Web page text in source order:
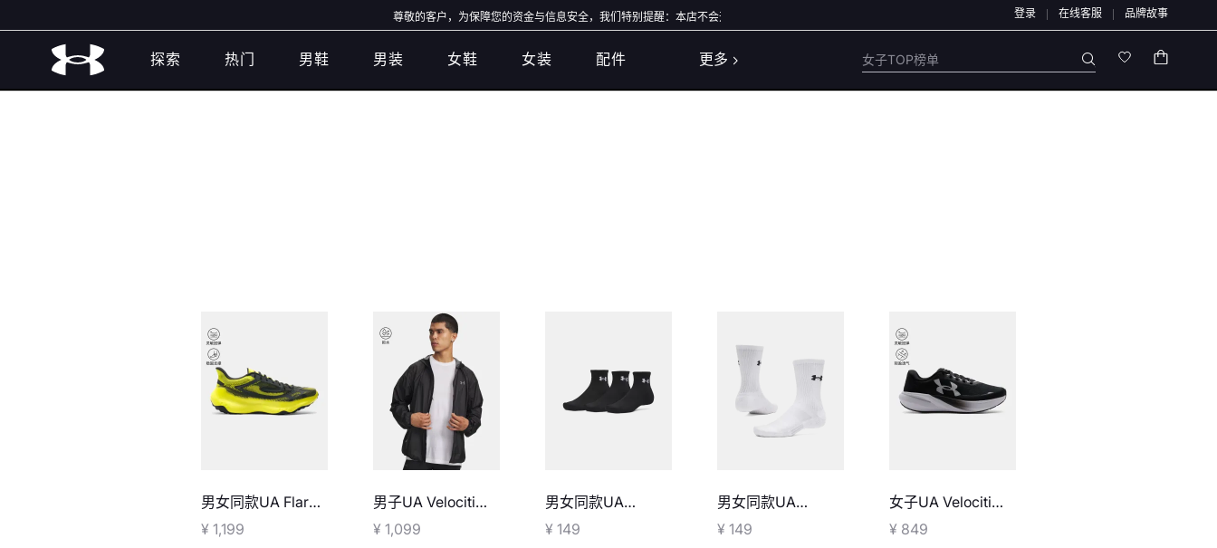
尊敬的客户，为保障您的资金与信息安全，我们特别提醒：本店不会开展任何刷单活动，本店任何售后/退款仅通过店铺官方通道办理，退款均原路退回，不会通过链接、
登录 在线客服 品牌故事
探索 热门 男鞋 男装 女鞋 女装 配件 更多 女子TOP榜单
男女同款UA Flare
运动休闲鞋
¥ 1,199
男子UA Velociti
Pro轻薄夹克
¥ 1,099
男女同款UA
Performance棉质
¥ 149
男女同款UA
Performance棉质
¥ 149
女子UA Velociti
Pace跑鞋
¥ 849